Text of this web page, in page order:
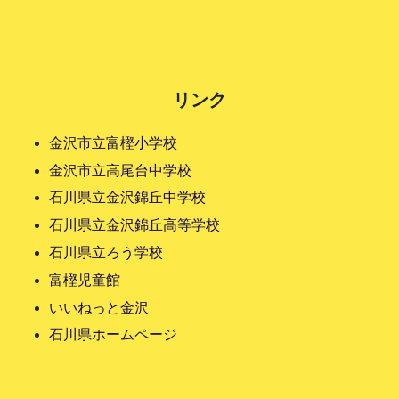
リンク
金沢市立富樫小学校
金沢市立高尾台中学校
石川県立金沢錦丘中学校
石川県立金沢錦丘高等学校
石川県立ろう学校
富樫児童館
いいねっと金沢
石川県ホームページ